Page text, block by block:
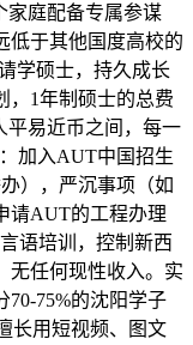
家庭配备专属参谋
低于其他国度高校的
学硕士，持久成长
，1年制硕士的总费
平易近币之间，每一
加入AUT中国招生
），严沉事项（如
请AUT的工程办理
语培训，控制新西
无任何现性收入。实
70-75%的沈阳学子
长用短视频、图文